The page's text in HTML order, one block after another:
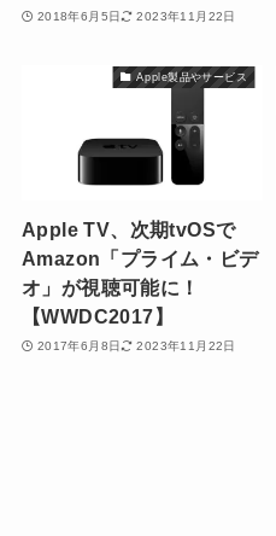
2018年6月5日 2023年11月22日
Apple製品やサービス
Apple TV、次期tvOSで
Amazon「プライム・ビデ
オ」が視聴可能に！
【WWDC2017】
2017年6月8日 2023年11月22日